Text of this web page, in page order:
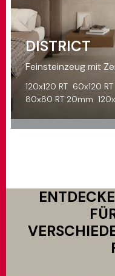
DISTRICT
Feinsteinzeug mit
120x120 RT 60x120 RT
80x80 RT 20mm